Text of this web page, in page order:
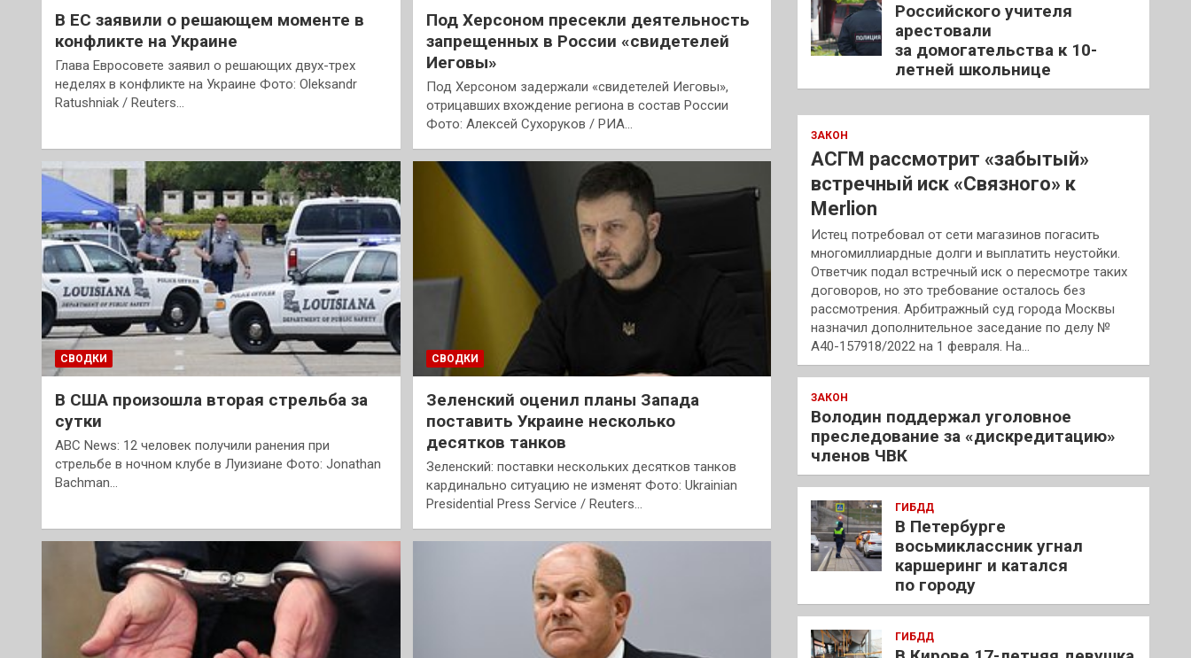
В ЕС заявили о решающем моменте в
конфликте на Украине
Глава Евросовете заявил о решающих двух-трех
неделях в конфликте на Украине Фото: Oleksandr
Ratushniak / Reuters…
Под Херсоном пресекли деятельность
запрещенных в России «свидетелей
Иеговы»
Под Херсоном задержали «свидетелей Иеговы»,
отрицавших вхождение региона в состав России
Фото: Алексей Сухоруков / РИА…
СВОДКИ
В США произошла вторая стрельба за
сутки
ABC News: 12 человек получили ранения при
стрельбе в ночном клубе в Луизиане Фото: Jonathan
Bachman…
СВОДКИ
Зеленский оценил планы Запада
поставить Украине несколько
десятков танков
Зеленский: поставки нескольких десятков танков
кардинально ситуацию не изменят Фото: Ukrainian
Presidential Press Service / Reuters…
Российского учителя
арестовали
за домогательства к 10-
летней школьнице
ЗАКОН
АСГМ рассмотрит «забытый»
встречный иск «Связного» к
Merlion
Истец потребовал от сети магазинов погасить
многомиллиардные долги и выплатить неустойки.
Ответчик подал встречный иск о пересмотре таких
договоров, но это требование осталось без
рассмотрения. Арбитражный суд города Москвы
назначил дополнительное заседание по делу №
А40-157918/2022 на 1 февраля. На…
ЗАКОН
Володин поддержал уголовное
преследование за «дискредитацию»
членов ЧВК
ГИБДД
В Петербурге
восьмиклассник угнал
каршеринг и катался
по городу
ГИБДД